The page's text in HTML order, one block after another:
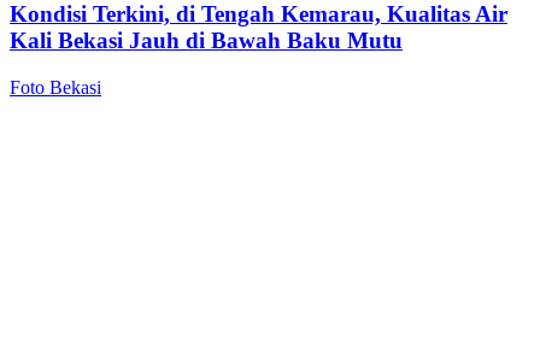
Kondisi Terkini, di Tengah Kemarau, Kualitas Air
Kali Bekasi Jauh di Bawah Baku Mutu
Foto Bekasi